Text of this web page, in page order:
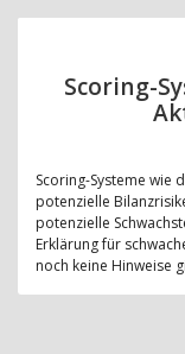
Scoring-
Scoring-Systeme wie
potenzielle
potenzielle
Erklärung für
noch keine Hinweise